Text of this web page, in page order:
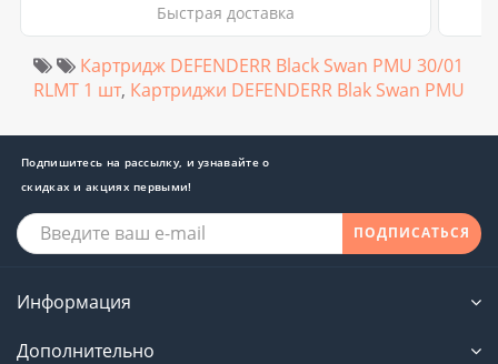
Быстрая доставка
Картридж DEFENDERR Black Swan PMU 30/01
RLMT 1 шт, Картриджи DEFENDERR Blak Swan PMU
Подпишитесь на рассылку, и узнавайте о
скидках и акциях первыми!
ПОДПИСАТЬСЯ
Информация
Дополнительно